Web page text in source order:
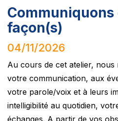
façon(s)
04/11/2026
Au cours de cet atelier,
votre communication, aux
votre parole/voix et à leurs
intelligibilité au quotidien,
échanges. A partir de vos